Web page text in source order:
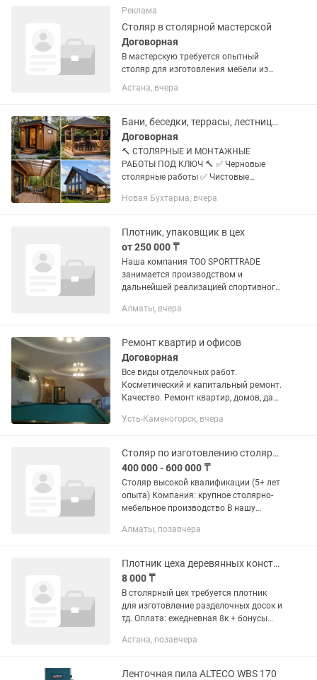
Реклама
Столяр в столярной мастерской
Договорная
В мастерскую требуется опытный
столяр для изготовления мебели из
массива и эпоксидной смолы. Нам
нужен человек, который знает весь
специфику работы с «живым» краем.
Ваши...
Астана, вчера
Бани, беседки, террасы, лестницы под ключ
Договорная
🔨 СТОЛЯРНЫЕ И МОНТАЖНЫЕ
РАБОТЫ ПОД КЛЮЧ 🔨 ✅ Черновые
столярные работы ✅ Чистовые
строительство ✅ Изготовление и
Монтаж электрики ✅ Обшивка...
Новая Бухтарма, вчера
Плотник, упаковщик в цех
от 250 000 ₸
Наша компания ТОО SPORTTRADE
занимается производством и
дальнейшей реализацией спортивного
стабильно работает и в летний и в
гарантировать...
Алматы, вчера
Ремонт квартир и офисов
Договорная
Все виды отделочных работ.
Косметический и капитальный ремонт.
Качество. Ремонт квартир, домов, дач,
капитальный. Полы, стены,
Усть-Каменогорск, вчера
Столяр по изготовлению столярных изделий
400 000 - 600 000 ₸
Столяр высокой квалификации (5+ лет
опыта) Компания: крупное столярно-
мебельное производство В нашу
глубокими знаниями технологий
Алматы, позавчера
Плотник цеха деревянных конструкций
8 000 ₸
В столярный цех требуется плотник
для изготовление разделочных досок и
тд. Оплата: ежедневная 8к + бонусы
с деревом обязателен.
Астана, позавчера
Ленточная пила ALTECO WBS 170